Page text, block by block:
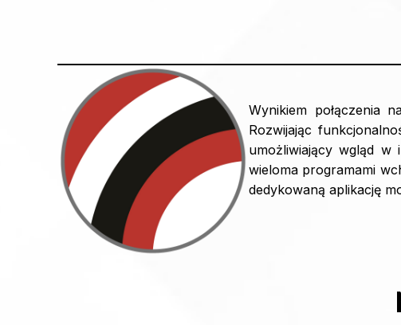
Wynikiem połączenia
Rozwijając
umożliwiający wgląd w
wieloma programami
dedykowaną aplikację